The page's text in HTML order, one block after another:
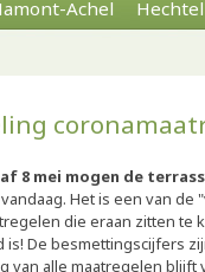
Achel
8 mei mogen de
Het is een van de
die eraan zitten te
is! De besmettingscijfers
van alle maatregelen blijft